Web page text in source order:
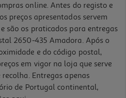
online. Antes do registo e
preços apresentados servem
são os praticados para entregas
2650-435 Amadora. Após o
e do código postal,
em vigor na loja que serve
Entregas apenas
de Portugal continental,